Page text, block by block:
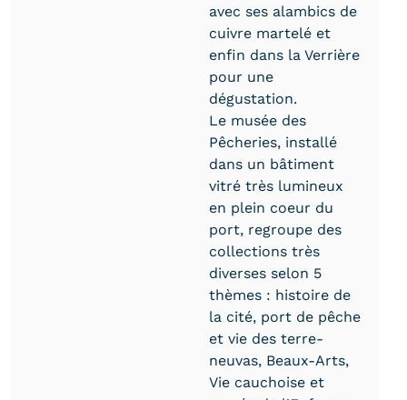
avec ses alambics de
cuivre martelé et
enfin dans la Verrière
pour une
dégustation.
Le musée des
Pêcheries, installé
dans un bâtiment
vitré très lumineux
en plein coeur du
port, regroupe des
collections très
diverses selon 5
thèmes : histoire de
la cité, port de pêche
et vie des terre-
neuvas, Beaux-Arts,
Vie cauchoise et